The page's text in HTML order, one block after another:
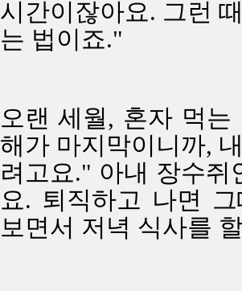
시간이잖아요. 그런
는 법이죠."
오랜 세월, 혼자 먹
해가 마지막이니까,
려고요." 아내 장수
요. 퇴직하고 나면
보면서 저녁 식사를